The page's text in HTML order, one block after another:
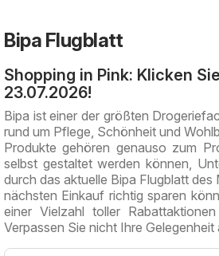
Bipa Flugblatt
Shopping in Pink: Klicken
23.07.2026!
Bipa ist einer der größten
rund um Pflege, Schönheit und
Produkte gehören genauso zum
selbst gestaltet werden können,
durch das aktuelle Bipa Flugblatt
nächsten Einkauf richtig sparen
einer Vielzahl toller
Verpassen Sie nicht Ihre